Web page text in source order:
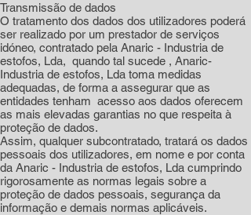
Transmissão de dados
O tratamento dos dados dos utilizadores poderá
ser realizado por um prestador de serviços
idóneo, contratado pela Anaric - Industria de
estofos, Lda, quando tal sucede , Anaric-
Industria de estofos, Lda toma medidas
adequadas, de forma a assegurar que as
entidades tenham acesso aos dados oferecem
as mais elevadas garantias no que respeita à
proteção de dados.
Assim, qualquer subcontratado, tratará os dados
pessoais dos utilizadores, em nome e por conta
da Anaric - Industria de estofos, Lda cumprindo
rigorosamente as normas legais sobre a
proteção de dados pessoais, segurança da
informação e demais normas aplicáveis.